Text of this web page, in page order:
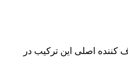
اصلی این ترکیب در